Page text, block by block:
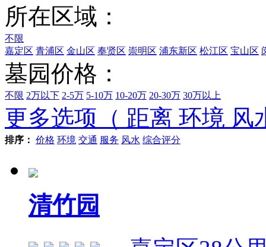
所在区域：
不限
嘉定区 青浦区 金山区 奉贤区 崇明区 浦东新区 松江区 宝山区
墓园价格：
不限 2万以下 2-5万 5-10万 10-20万 20-30万 30万以上
更多选项（ 距离 环境 风
排序： 价格 环境 交通 服务 风水 综合评分
清竹园